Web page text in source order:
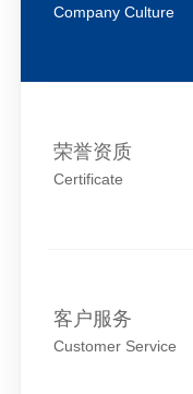
Company Culture
荣誉资质
Certificate
客户服务
Customer Service